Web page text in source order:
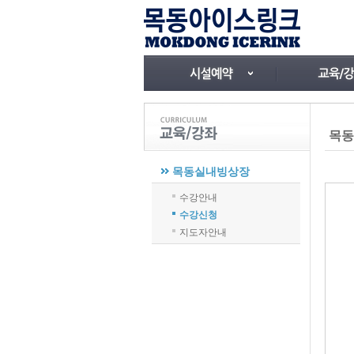
목동실내빙상장
수강안내
수강신청
지도자안내
목